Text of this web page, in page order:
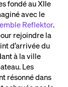
fondé au XIIe
avec le
Reflektor.
rejoindre la
d’arrivée du
à la ville
Les
résonné dans